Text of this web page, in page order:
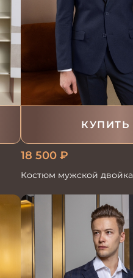
КУПИТЬ
18 500₽
Костюм мужской двойка